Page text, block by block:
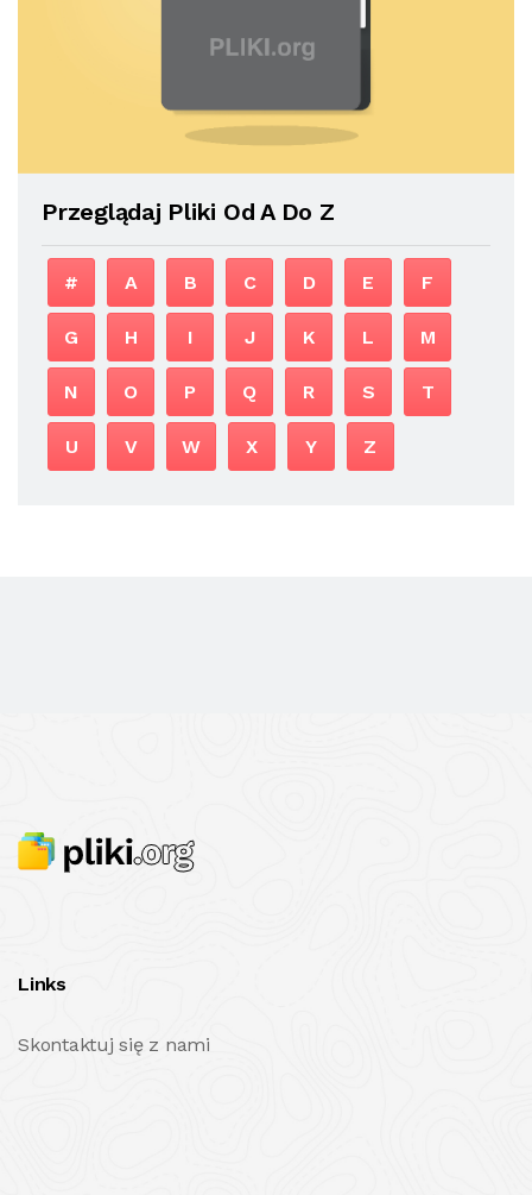
Przeglądaj Pliki Od A Do Z
# A B C D E F
G H I J K L M
N O P Q R S T
U V W X Y Z
Links
Skontaktuj się z nami